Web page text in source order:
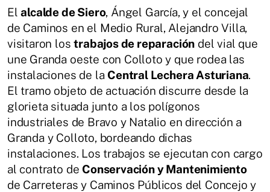
Elalcalde de Siero, Ángel García, y el concejal
de Caminos en el Medio Rural, Alejandro Villa,
visitaron lostrabajos de reparación del vial que
une Granda oeste con Colloto y que rodea las
instalaciones de la Central Lechera Asturiana.
El tramo objeto de actuación discurre desde la
glorieta situada junto a los polígonos
industriales de Bravo y Natalio en dirección a
Granda y Colloto, bordeando dichas
instalaciones. Los trabajos se ejecutan con cargo
al contrato de Conservación y Mantenimiento
de Carreteras y Caminos Públicos del Concejo y